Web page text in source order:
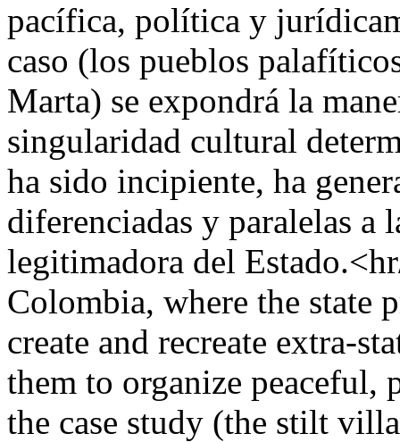
pacífica, política y
caso (los pueblos
Marta) se expondrá la
singularidad cultural
ha sido incipiente, ha
diferenciadas y paralelas
legitimadora del
Colombia, where the state
create and recreate extra-
them to organize
the case study (the stilt